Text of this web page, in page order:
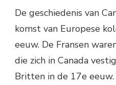
De geschiedenis van
komst van Europese
eeuw. De Fransen
die zich in Canada
Britten in de 17e